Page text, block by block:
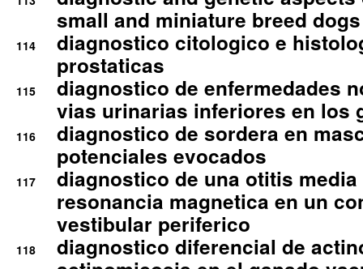
small and miniature breed
114
diagnostico citologico e
prostaticas
115
diagnostico de enfermedades
vias urinarias inferiores en los
116
diagnostico de sordera en
potenciales evocados
117
diagnostico de una otitis
resonancia magnetica en un
vestibular periferico
118
diagnostico diferencial de